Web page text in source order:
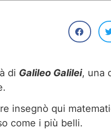
di Galileo Galilei, una
insegnò qui
come i più belli.